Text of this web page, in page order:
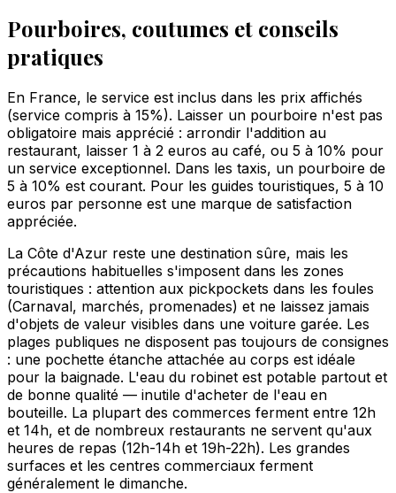
Pourboires, coutumes et conseils
pratiques
En France, le service est inclus dans les prix affichés
(service compris à 15%). Laisser un pourboire n'est pas
obligatoire mais apprécié : arrondir l'addition au
restaurant, laisser 1 à 2 euros au café, ou 5 à 10% pour
un service exceptionnel. Dans les taxis, un pourboire de
5 à 10% est courant. Pour les guides touristiques, 5 à 10
euros par personne est une marque de satisfaction
appréciée.
La Côte d'Azur reste une destination sûre, mais les
précautions habituelles s'imposent dans les zones
touristiques : attention aux pickpockets dans les foules
(Carnaval, marchés, promenades) et ne laissez jamais
d'objets de valeur visibles dans une voiture garée. Les
plages publiques ne disposent pas toujours de consignes
: une pochette étanche attachée au corps est idéale
pour la baignade. L'eau du robinet est potable partout et
de bonne qualité — inutile d'acheter de l'eau en
bouteille. La plupart des commerces ferment entre 12h
et 14h, et de nombreux restaurants ne servent qu'aux
heures de repas (12h-14h et 19h-22h). Les grandes
surfaces et les centres commerciaux ferment
généralement le dimanche.